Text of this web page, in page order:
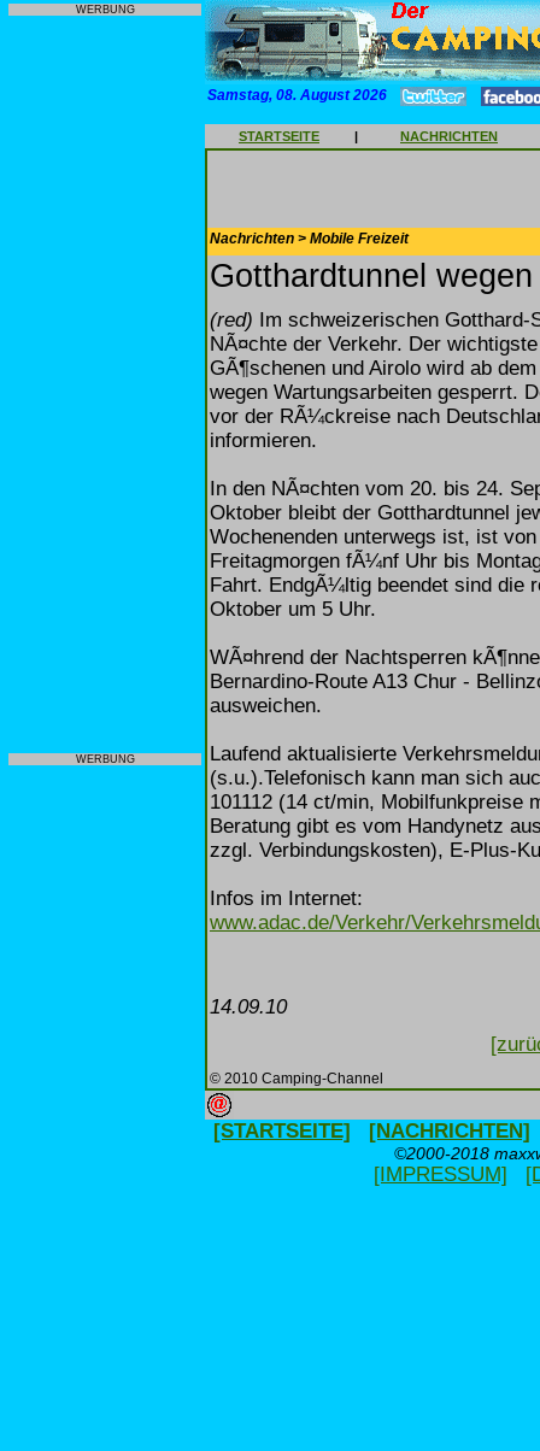
WERBUNG
WERBUNG
Samstag, 08. August 2026
STARTSEITE | NACHRICHTEN
Nachrichten > Mobile Freizeit
Gotthardtunnel
(red) Im schweizerischen
NÃ¤chte der Verkehr. Der
GÃ¶schenen und Airolo wird ab
wegen Wartungsarbeiten gesperrt.
vor der RÃ¼ckreise nach
informieren.
In den NÃ¤chten vom 20. bis 24.
Oktober bleibt der Gotthardtunnel
Wochenenden unterwegs ist, ist
Freitagmorgen fÃ¼nf Uhr bis
Fahrt. EndgÃ¼ltig beendet sind die
Oktober um 5 Uhr.
WÃ¤hrend der Nachtsperren
Bernardino-Route A13 Chur -
ausweichen.
Laufend aktualisierte
(s.u.).Telefonisch kann man sich
101112 (14 ct/min, Mobilfunkpreise
Beratung gibt es vom Handynetz
zzgl. Verbindungskosten), E-Plus-
Infos im Internet:
www.adac.de/Verkehr/
14.09.10
© 2010 Camping-Channel
[STARTSEITE] [NACHRICHTEN]
©2000-2018
[IMPRESSUM]